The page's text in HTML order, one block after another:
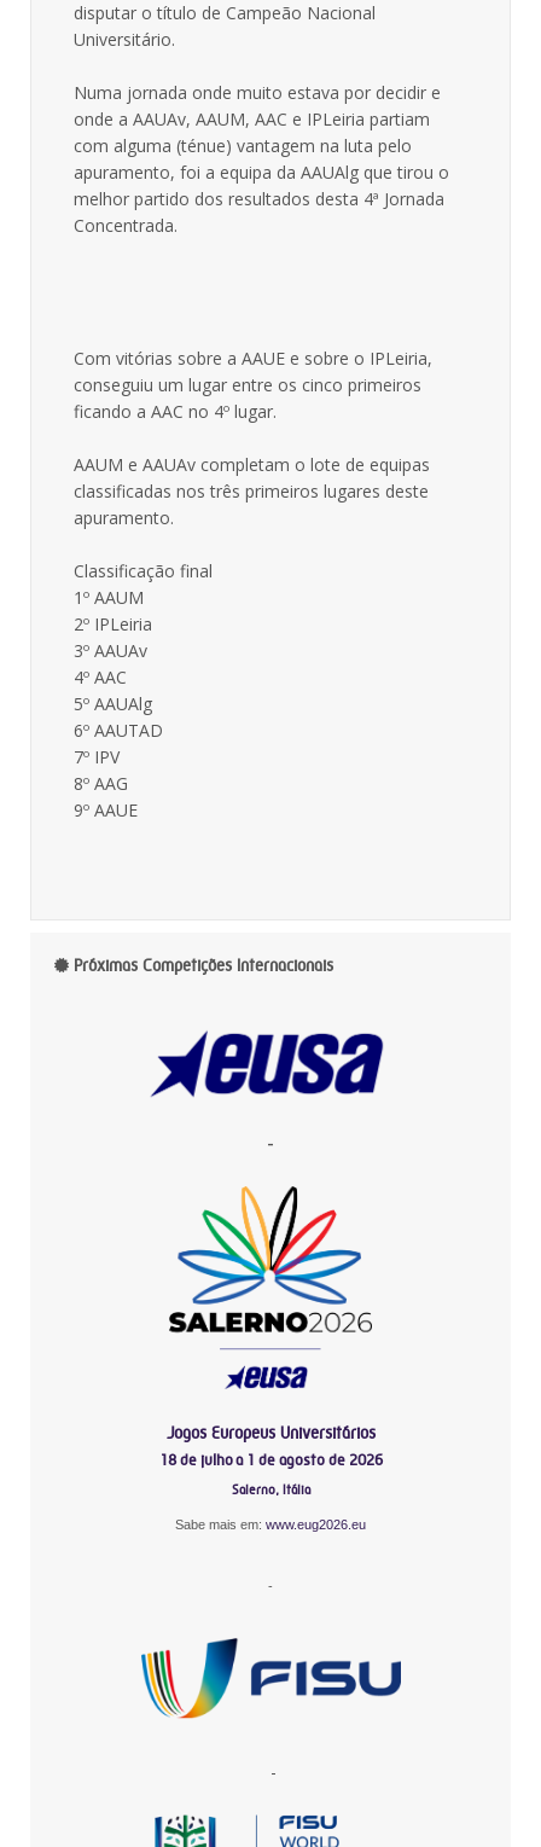
disputar o título de Campeão Nacional
Universitário.
Numa jornada onde muito estava por decidir e
onde a AAUAv, AAUM, AAC e IPLeiria partiam
com alguma (ténue) vantagem na luta pelo
apuramento, foi a equipa da AAUAlg que tirou o
melhor partido dos resultados desta 4ª Jornada
Concentrada.
Com vitórias sobre a AAUE e sobre o IPLeiria,
conseguiu um lugar entre os cinco primeiros
ficando a AAC no 4º lugar.
AAUM e AAUAv completam o lote de equipas
classificadas nos três primeiros lugares deste
apuramento.
Classificação final
1º AAUM
2º IPLeiria
3º AAUAv
4º AAC
5º AAUAlg
6º AAUTAD
7º IPV
8º AAG
9º AAUE
Próximas Competições Internacionais
-
Jogos Europeus Universitários
18 de julho a 1 de agosto de 2026
Salerno, Itália
Sabe mais em: www.eug2026.eu
-
-